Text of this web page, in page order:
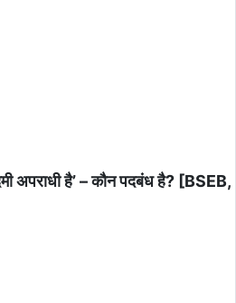
अपराधी है’ – कौन पदबंध है? [BSEB,